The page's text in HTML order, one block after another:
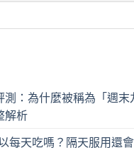
測：為什麼被稱為「週末
解析
每天吃嗎？隔天服用還